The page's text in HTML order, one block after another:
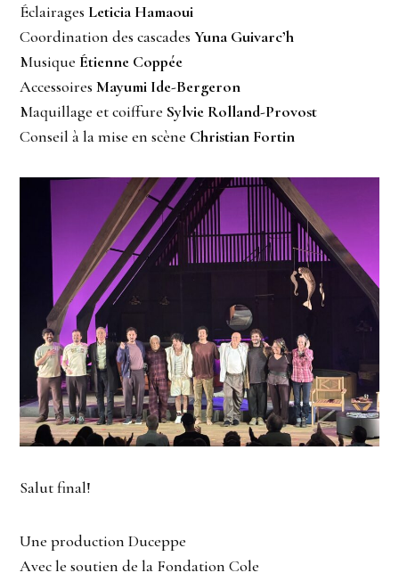
Éclairages Leticia Hamaoui
Coordination des cascades Yuna Guivarc’h
Musique Étienne Coppée
AccessoiresMayumi Ide-Bergeron
Maquillage et coiffure Sylvie Rolland-Provost
Conseil à la mise en scène Christian Fortin
Salut final!
Une production Duceppe
Avec le soutien de la Fondation Cole